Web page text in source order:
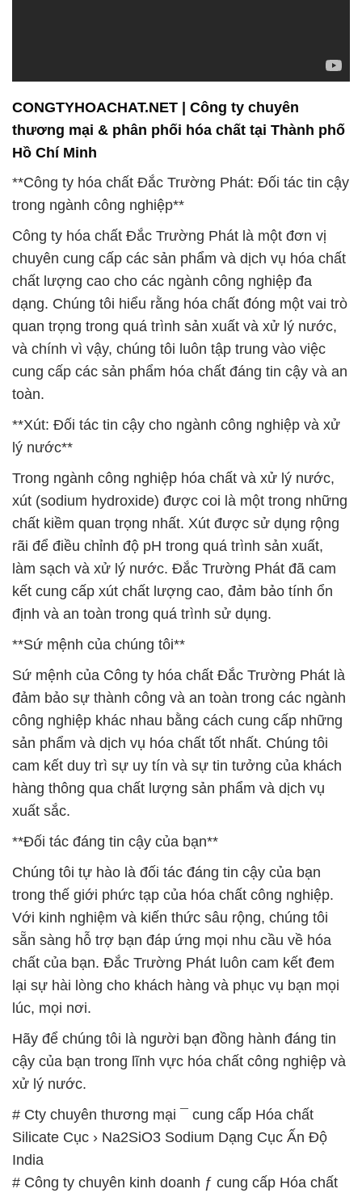
CONGTYHOACHAT.NET | Công ty chuyên
thương mại & phân phối hóa chất tại Thành phố
Hồ Chí Minh
**Công ty hóa chất Đắc Trường Phát: Đối tác tin cậy
trong ngành công nghiệp**
Công ty hóa chất Đắc Trường Phát là một đơn vị
chuyên cung cấp các sản phẩm và dịch vụ hóa chất
chất lượng cao cho các ngành công nghiệp đa
dạng. Chúng tôi hiểu rằng hóa chất đóng một vai trò
quan trọng trong quá trình sản xuất và xử lý nước,
và chính vì vậy, chúng tôi luôn tập trung vào việc
cung cấp các sản phẩm hóa chất đáng tin cậy và an
toàn.
**Xút: Đối tác tin cậy cho ngành công nghiệp và xử
lý nước**
Trong ngành công nghiệp hóa chất và xử lý nước,
xút (sodium hydroxide) được coi là một trong những
chất kiềm quan trọng nhất. Xút được sử dụng rộng
rãi để điều chỉnh độ pH trong quá trình sản xuất,
làm sạch và xử lý nước. Đắc Trường Phát đã cam
kết cung cấp xút chất lượng cao, đảm bảo tính ổn
định và an toàn trong quá trình sử dụng.
**Sứ mệnh của chúng tôi**
Sứ mệnh của Công ty hóa chất Đắc Trường Phát là
đảm bảo sự thành công và an toàn trong các ngành
công nghiệp khác nhau bằng cách cung cấp những
sản phẩm và dịch vụ hóa chất tốt nhất. Chúng tôi
cam kết duy trì sự uy tín và sự tin tưởng của khách
hàng thông qua chất lượng sản phẩm và dịch vụ
xuất sắc.
**Đối tác đáng tin cậy của bạn**
Chúng tôi tự hào là đối tác đáng tin cậy của bạn
trong thế giới phức tạp của hóa chất công nghiệp.
Với kinh nghiệm và kiến thức sâu rộng, chúng tôi
sẵn sàng hỗ trợ bạn đáp ứng mọi nhu cầu về hóa
chất của bạn. Đắc Trường Phát luôn cam kết đem
lại sự hài lòng cho khách hàng và phục vụ bạn mọi
lúc, mọi nơi.
Hãy để chúng tôi là người bạn đồng hành đáng tin
cậy của bạn trong lĩnh vực hóa chất công nghiệp và
xử lý nước.
# Cty chuyên thương mại ¯ cung cấp Hóa chất
Silicate Cục › Na2SiO3 Sodium Dạng Cục Ấn Độ
India
# Công ty chuyên kinh doanh ƒ cung cấp Hóa chất